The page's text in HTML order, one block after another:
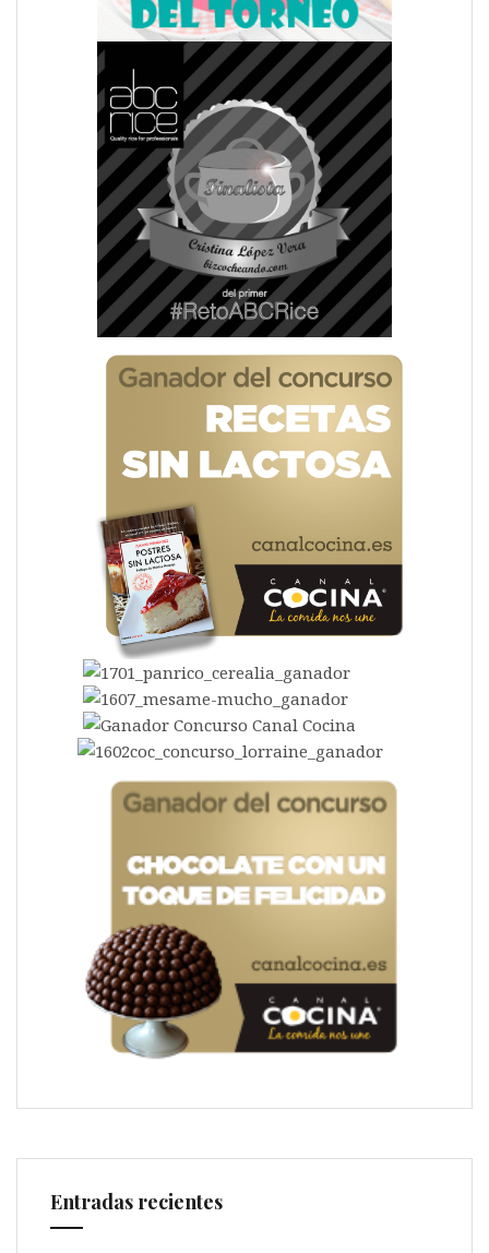
Entradas recientes